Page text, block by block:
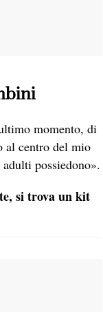
momento, di
al centro del mio
possiedono».
si trova un kit